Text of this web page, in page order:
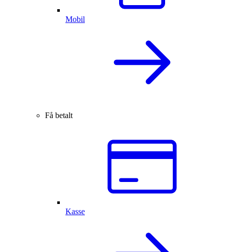
Mobil
Få betalt
Kasse